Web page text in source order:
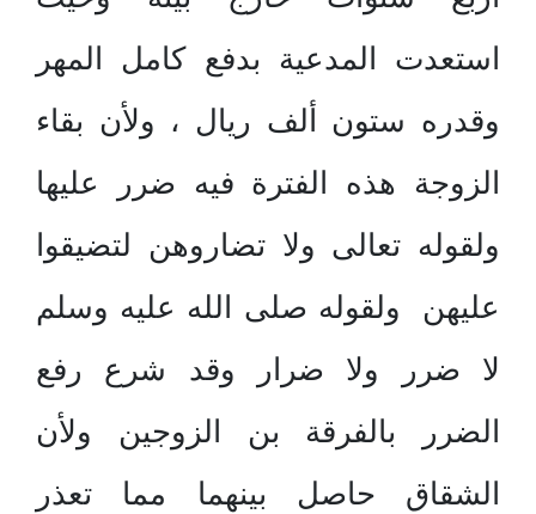
استعدت المدعية بدفع كامل المهر
وقدره ستون ألف ريال ، ولأن بقاء
الزوجة هذه الفترة فيه ضرر عليها
ولقوله تعالى ولا تضاروهن لتضيقوا
عليهن ولقوله صلى الله عليه وسلم
لا ضرر ولا ضرار وقد شرع رفع
الضرر بالفرقة بن الزوجين ولأن
الشقاق حاصل بينهما مما تعذر